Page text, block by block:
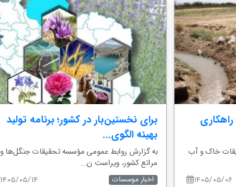
برای نخستین‌بار در کشور؛ برنامه تولید
بهینه الگوی...
به گزارش روابط عمومی مؤسسه تحقیقات جنگل‌ها و
مراتع کشور، ویراست ن...
۱۴۰۵/۰۵/۱۴
اخبار موسسات
خاک و آب
۱۴۰۵/۰۵/۰۶